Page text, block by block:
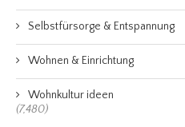
Selbstfürsorge & Entspannung
Wohnen & Einrichtung
Wohnkultur ideen
(7,480)